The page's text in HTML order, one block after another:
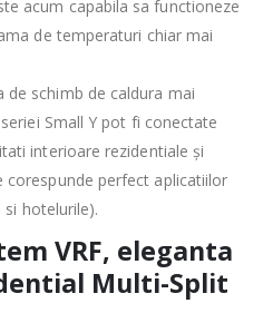
acum capabila sa functioneze
de temperaturi chiar mai
schimb de caldura mai
Small Y pot fi conectate
interioare rezidentiale și
corespunde perfect aplicatiilor
hotelurile).
VRF, eleganta
Multi-Split